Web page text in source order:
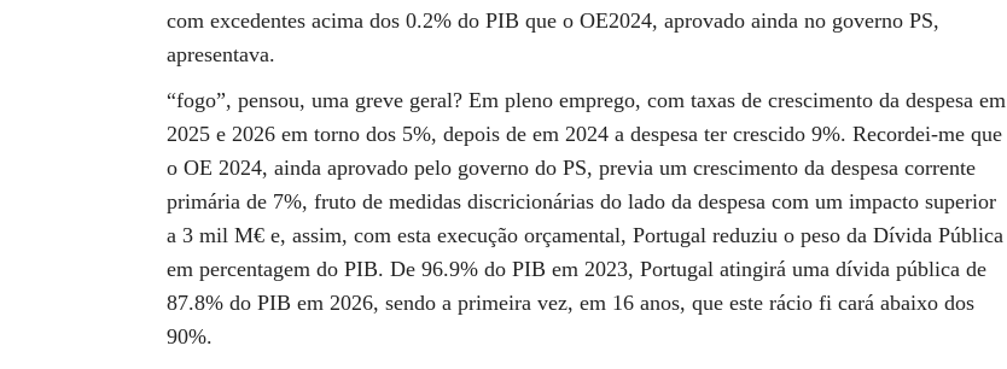
com excedentes acima dos 0.2% do PIB que o OE2024, aprovado ainda no governo PS,
apresentava.
“fogo”, pensou, uma greve geral? Em pleno emprego, com taxas de crescimento da despesa em
2025 e 2026 em torno dos 5%, depois de em 2024 a despesa ter crescido 9%. Recordei-me que
o OE 2024, ainda aprovado pelo governo do PS, previa um crescimento da despesa corrente
primária de 7%, fruto de medidas discricionárias do lado da despesa com um impacto superior
a 3 mil M€ e, assim, com esta execução orçamental, Portugal reduziu o peso da Dívida Pública
em percentagem do PIB. De 96.9% do PIB em 2023, Portugal atingirá uma dívida pública de
87.8% do PIB em 2026, sendo a primeira vez, em 16 anos, que este rácio fi cará abaixo dos
90%.